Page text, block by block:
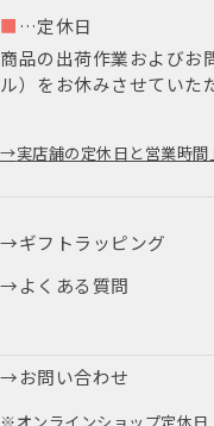
■ …定休日
商品の出荷作業およびお
ル）をお休みさせていた
実店舗の定休日と営業時
ギフトラッピング
よくある質問
お問い合わせ